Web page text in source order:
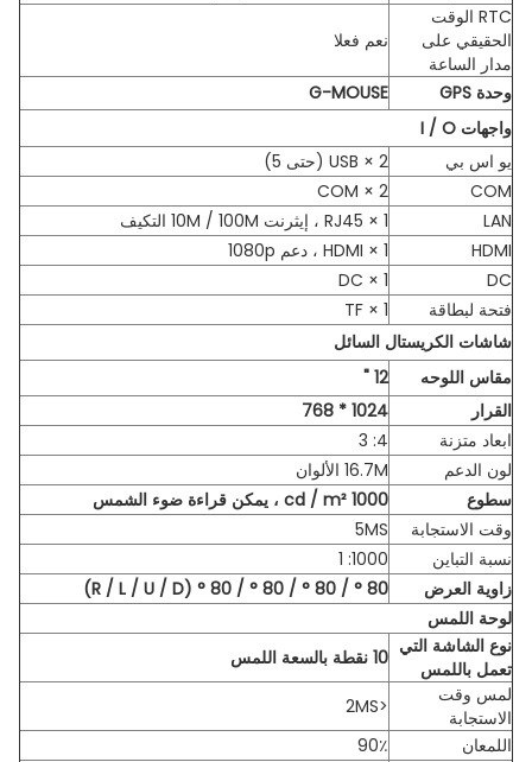
RTC الوقت
الحقيقي على
مدار الساعة
نعم فعلا
وحدة GPS
G-MOUSE
واجهات I / O
يو اس بي
2 × USB (حتى 5)
COM
2 × COM
LAN
1 × RJ45 ، إيثرنت 10M / 100M التكيف
HDMI
1 × HDMI ، دعم 1080p
DC
1 × DC
فتحة لبطاقة
1 × TF
شاشات الكريستال السائل
مقاس اللوحه
12 "
القرار
1024 * 768
ابعاد متزنة
4: 3
لون الدعم
16.7M الألوان
سطوع
1000 cd / m² ، يمكن قراءة ضوء الشمس
وقت الاستجابة
5MS
نسبة التباين
1000: 1
زاوية العرض
80 ° / 80 ° / 80 ° / 80 ° (R / L / U / D)
لوحة اللمس
نوع الشاشة التي
تعمل باللمس
10 نقطة بالسعة اللمس
لمس وقت
الاستجابة
<2MS
اللمعان
90٪